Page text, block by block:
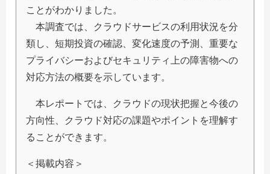
ことがわかりました。
本調査では、クラウドサービスの利用状況を分
類し、短期投資の確認、変化速度の予測、重要な
プライバシーおよびセキュリティ上の障害物への
対応方法の概要を示しています。
本レポートでは、クラウドの現状把握と今後の
方向性、クラウド対応の課題やポイントを理解す
ることができます。
＜掲載内容＞